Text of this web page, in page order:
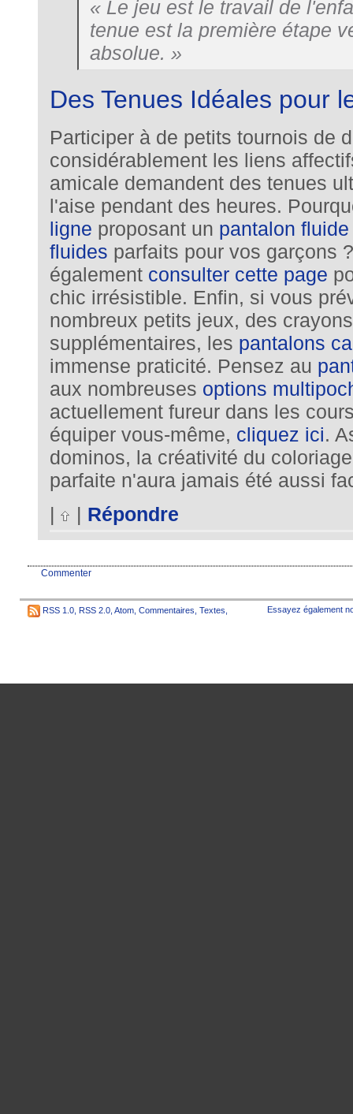
« Le jeu est le travail de
tenue est la première étape
absolue. »
Des Tenues Idéales pour
Participer à de petits tournois de
considérablement les liens
amicale demandent des tenues
l'aise pendant des heures.
ligne proposant un pantalon
fluides parfaits pour vos garçons
également consulter cette page
chic irrésistible. Enfin, si vous
nombreux petits jeux, des
supplémentaires, les pantalons
immense praticité. Pensez au
aux nombreuses options
actuellement fureur dans les
équiper vous-même, cliquez ici.
dominos, la créativité du
parfaite n'aura jamais été aussi
|
| Répondre
Commenter
RSS 1.0 RSS 2.0 Atom Commentaires Textes Essayez également